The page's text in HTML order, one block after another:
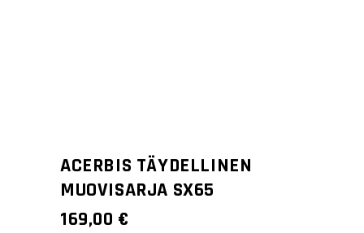
ACERBIS TÄYDELLINEN
MUOVISARJA SX65
169,00 €